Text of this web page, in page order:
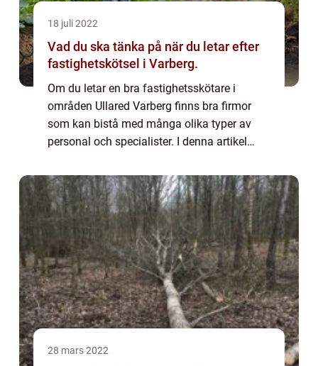
18 juli 2022
Vad du ska tänka på när du letar efter
fastighetskötsel i Varberg.
Om du letar en bra fastighetsskötare i
områden Ullared Varberg finns bra firmor
som kan bistå med många olika typer av
personal och specialister. I denna artikel
på när ...
28 mars 2022